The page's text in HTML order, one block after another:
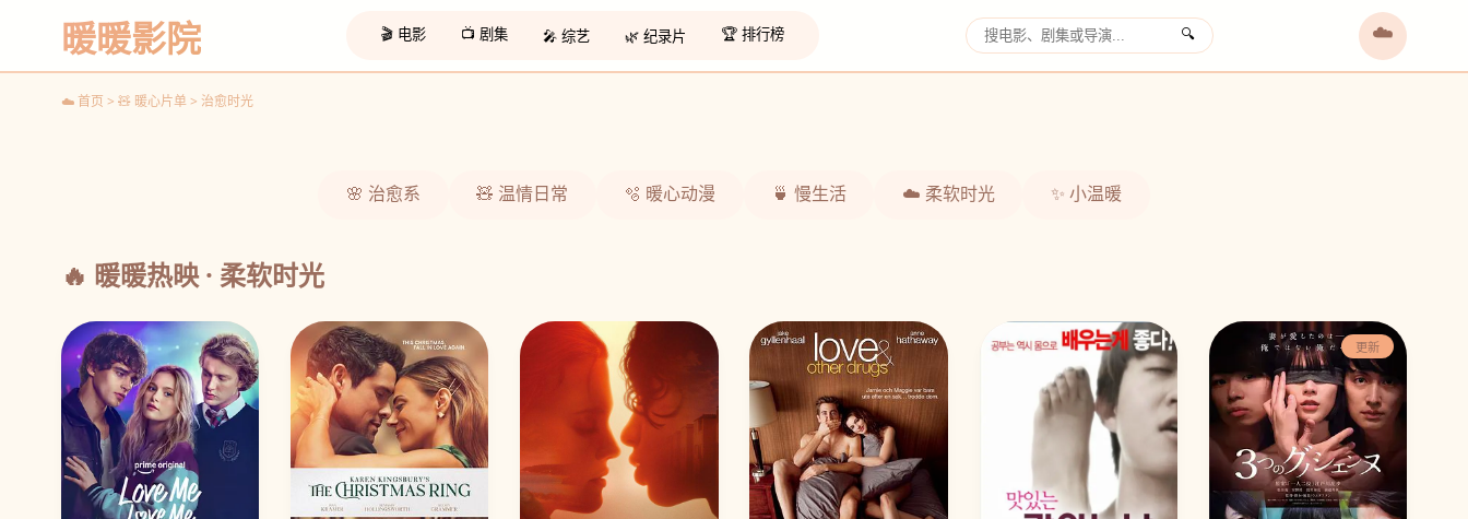
暖暖影院 🎬 电影 📺 剧集 🎤 综艺 🌿 纪录片 🏆 排行榜 🔍 ☁️
☁️ 首页 > 🧸 暖心片单 > 治愈时光
轮回友情 温暖神剧
☁️ 观看
🌸 治愈系 🧸 温情日常 🫧 暖心动漫 🍵 慢生活 ☁️ 柔软时光 ✨ 小温暖
🔥 暖暖热映 · 柔软时光
更新